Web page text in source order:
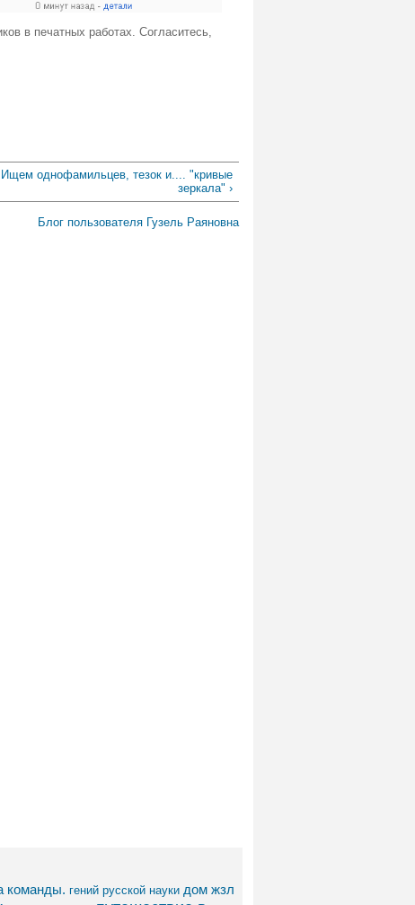
в печатных работах. Согласитесь,
Ищем однофамильцев, тезок и.... "кривые
зеркала" ›
Блог пользователя Гузель Раяновна
команды. гений русской науки дом жзл